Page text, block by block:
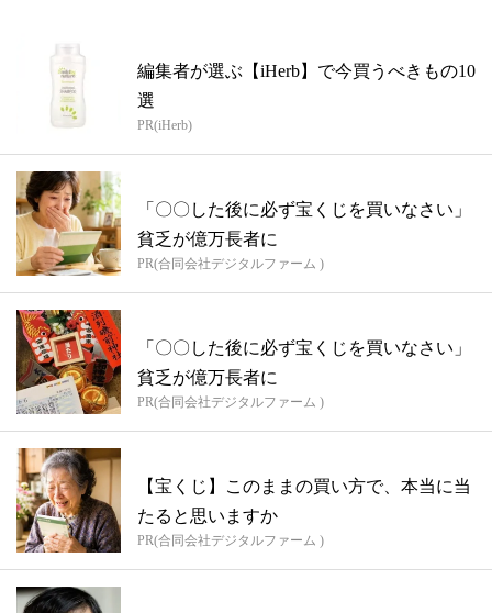
編集者が選ぶ【iHerb】で今買うべきもの10
選
PR(iHerb)
「〇〇した後に必ず宝くじを買いなさい」
貧乏が億万長者に
PR(合同会社デジタルファーム )
「〇〇した後に必ず宝くじを買いなさい」
貧乏が億万長者に
PR(合同会社デジタルファーム )
【宝くじ】このままの買い方で、本当に当
たると思いますか
PR(合同会社デジタルファーム )